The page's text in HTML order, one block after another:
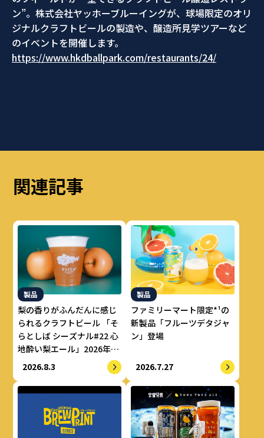
ン”。株式会社ヤッホーブルーイングが、球場限定のオリ
ジナルクラフトビールの製造や、醸造所見学ツアーなど
のイベントを開催します。
https://www.hkdballpark.com/restaurants/24/
関連記事
製品
梨の香りがふんだんに感じ
られるクラフトビール 「そ
らとしば シーズナル#22 心
地酔い梨エール」2026年8
月上旬より数量限定で提供
2026.8.3
製品
ファミリーマート限定*¹の
新製品「フルーツデタジャ
ン」登場
2026.7.27